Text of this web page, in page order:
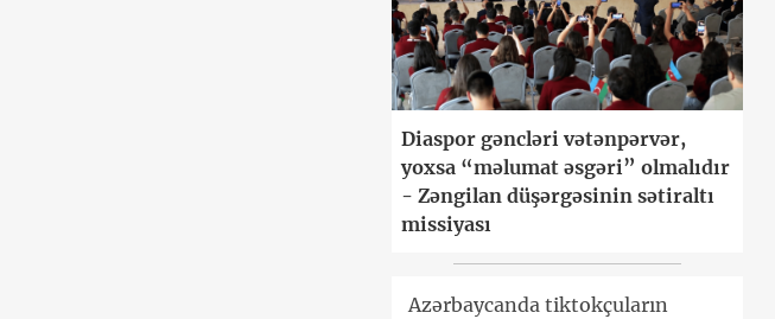
Diaspor gəncləri vətənpərvər,
yoxsa “məlumat əsgəri” olmalıdır
- Zəngilan düşərgəsinin sətiraltı
missiyası
Azərbaycanda tiktokçuların